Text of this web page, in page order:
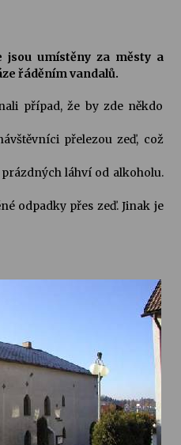
jsou umístěny za městy a
řáděním vandalů.
případ, že by zde někdo
přelezou zeď, což
láhví od alkoholu.
odpadky přes zeď. Jinak je